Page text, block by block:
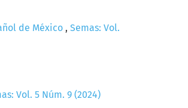
de México , Semas: Vol.
Vol. 5 Núm. 9 (2024)